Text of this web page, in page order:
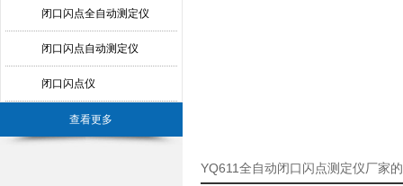
闭口闪点全自动测定仪
闭口闪点自动测定仪
闭口闪点仪
查看更多
YQ611全自动闭口闪点测定仪厂家